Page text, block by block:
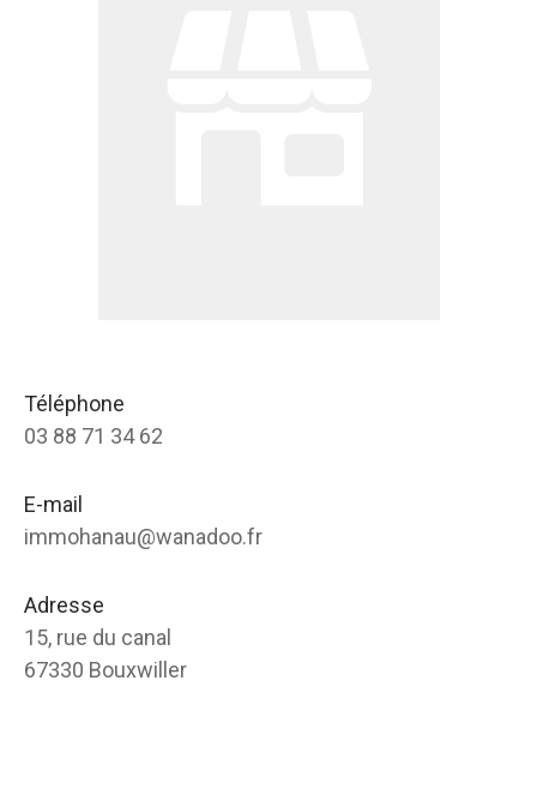
Téléphone
03 88 71 34 62
E-mail
immohanau@wanadoo.fr
Adresse
15, rue du canal
67330 Bouxwiller